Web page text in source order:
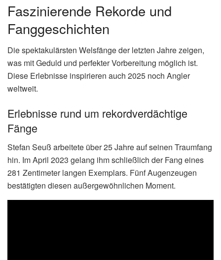
Faszinierende Rekorde und
Fanggeschichten
Die spektakulärsten Welsfänge der letzten Jahre zeigen,
was mit Geduld und perfekter Vorbereitung möglich ist.
Diese Erlebnisse inspirieren auch 2025 noch Angler
weltweit.
Erlebnisse rund um rekordverdächtige
Fänge
Stefan Seuß arbeitete über 25 Jahre auf seinen Traumfang
hin. Im April 2023 gelang ihm schließlich der Fang eines
281 Zentimeter langen Exemplars. Fünf Augenzeugen
bestätigten diesen außergewöhnlichen Moment.